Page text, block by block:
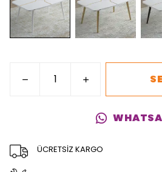
ÜCRETSİZ KARGO